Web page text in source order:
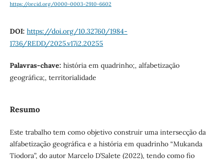
https://orcid.org/0000-0003-2910-6602
DOI: https://doi.org/10.32760/1984-
1736/REDD/2025.v17i2.20255
Palavras-chave: história em quadrinho;, alfabetização
geográfica;, territorialidade
Resumo
Este trabalho tem como objetivo construir uma intersecção da
alfabetização geográfica e a história em quadrinho “Mukanda
Tiodora”, do autor Marcelo D’Salete (2022), tendo como fio